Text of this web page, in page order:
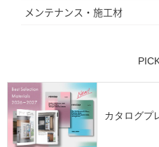
メンテナンス・施工材
カタログプ